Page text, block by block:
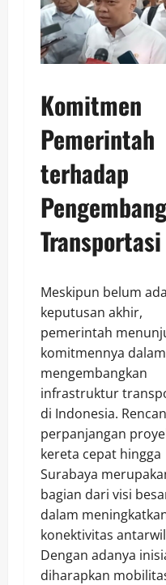
Komitmen
Pemerintah
terhadap
Transportasi
Meskipun belum ada
keputusan akhir,
pemerintah
komitmennya dalam
mengembangkan
infrastruktur
di Indonesia.
perpanjangan
kereta cepat hingga
Surabaya
bagian dari visi
dalam
konektivitas
Dengan adanya
diharapkan